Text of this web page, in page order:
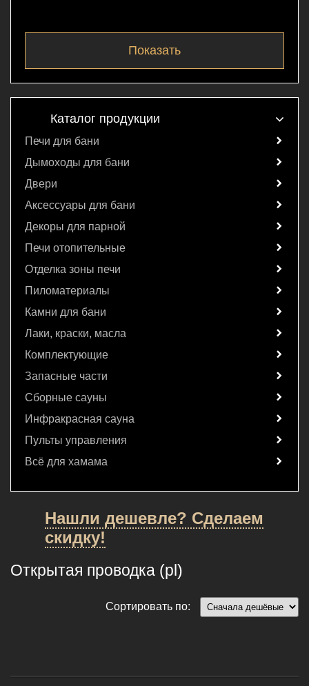
Каталог продукции
Печи для бани
Дымоходы для бани
Двери
Аксессуары для бани
Декоры для парной
Печи отопительные
Отделка зоны печи
Пиломатериалы
Камни для бани
Лаки, краски, масла
Комплектующие
Запасные части
Сборные сауны
Инфракрасная сауна
Пульты управления
Всё для хамама
Нашли дешевле? Сделаем
скидку!
Открытая проводка (pl)
Сортировать по: